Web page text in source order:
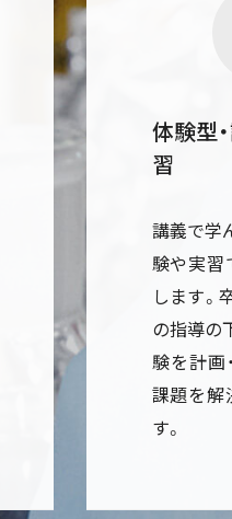
体験型
習
講義で学
験や実習
します。
の指導の
験を計画
課題を解
す。